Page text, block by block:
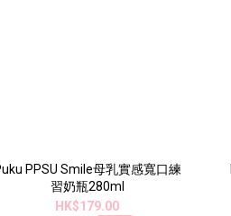
PPSU Smile母乳實感寬口練
習奶瓶280ml
HK$179.00